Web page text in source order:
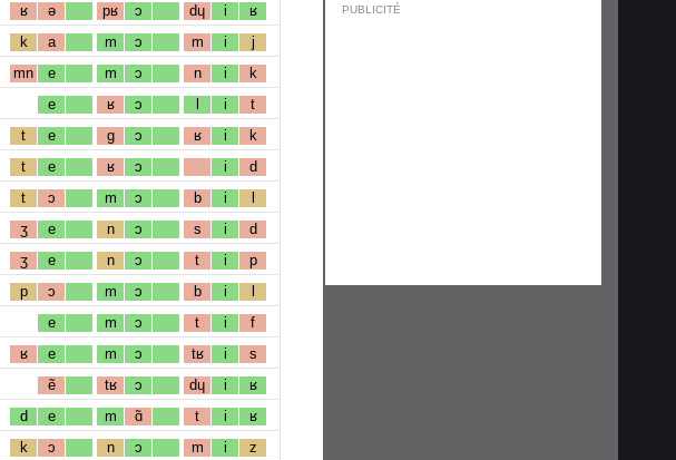
ʁ ə pʁ ɔ dɥ i ʁ
k a m ɔ m i j
mn e m ɔ n i k
e ʁ ɔ l i t
t e g ɔ ʁ i k
t e ʁ ɔ i d
t ɔ m ɔ b i l
ʒ e n ɔ s i d
ʒ e n ɔ t i p
p ɔ m ɔ b i l
e m ɔ t i f
ʁ e m ɔ tʁ i s
ẽ tʁ ɔ dɥ i ʁ
d e m ɑ̃ t i ʁ
k ɔ n ɔ m i z
PUBLICITÉ